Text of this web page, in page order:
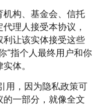
构、基金会、信托
理人接受本协议，
让该实体接受这些
”指个人最终用户和你
体。
用，因为隐私政策可
一部分，就像全文